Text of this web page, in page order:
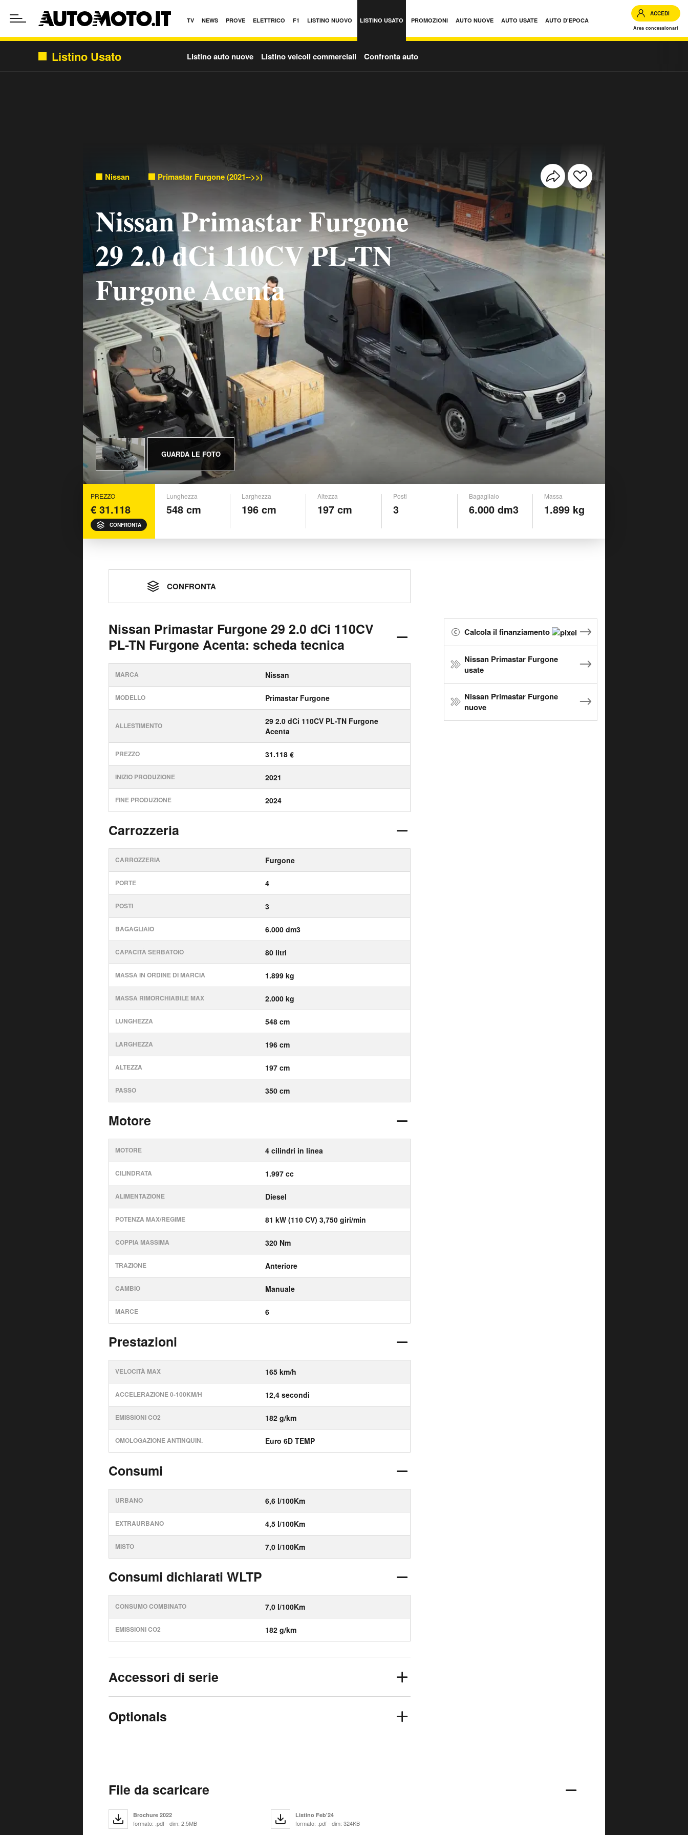
TV NEWS PROVE ELETTRICO F1 LISTINO NUOVO LISTINO USATO PROMOZIONI AUTO NUOVE AUTO USATE AUTO D'EPOCA
ACCEDI
Area concessionari
Listino Usato Listino auto nuove Listino veicoli commerciali Confronta auto
Nissan Primastar Furgone (2021-->>)
Nissan Primastar Furgone
29 2.0 dCi 110CV PL-TN
Furgone Acenta
GUARDA LE FOTO
PREZZO
€ 31.118
CONFRONTA
Lunghezza
548 cm
Larghezza
196 cm
Altezza
197 cm
Posti
3
Bagagliaio
6.000 dm3
Massa
1.899 kg
CONFRONTA
Nissan Primastar Furgone 29 2.0 dCi 110CV
PL-TN Furgone Acenta: scheda tecnica
MARCA Nissan
MODELLO Primastar Furgone
ALLESTIMENTO
29 2.0 dCi 110CV PL-TN Furgone
Acenta
PREZZO 31.118 €
INIZIO PRODUZIONE 2021
FINE PRODUZIONE 2024
Carrozzeria
CARROZZERIA Furgone
PORTE 4
POSTI 3
BAGAGLIAIO 6.000 dm3
CAPACITÀ SERBATOIO 80 litri
MASSA IN ORDINE DI MARCIA 1.899 kg
MASSA RIMORCHIABILE MAX 2.000 kg
LUNGHEZZA 548 cm
LARGHEZZA 196 cm
ALTEZZA 197 cm
PASSO 350 cm
Motore
MOTORE 4 cilindri in linea
CILINDRATA 1.997 cc
ALIMENTAZIONE Diesel
POTENZA MAX/REGIME 81 kW (110 CV) 3,750 giri/min
COPPIA MASSIMA 320 Nm
TRAZIONE Anteriore
CAMBIO Manuale
MARCE 6
Prestazioni
VELOCITÀ MAX 165 km/h
ACCELERAZIONE 0-100KM/H 12,4 secondi
EMISSIONI CO2 182 g/km
OMOLOGAZIONE ANTINQUIN. Euro 6D TEMP
Consumi
URBANO 6,6 l/100Km
EXTRAURBANO 4,5 l/100Km
MISTO 7,0 l/100Km
Consumi dichiarati WLTP
CONSUMO COMBINATO 7,0 l/100Km
EMISSIONI CO2 182 g/km
Accessori di serie
Optionals
Calcola il finanziamento
Nissan Primastar Furgone
usate
Nissan Primastar Furgone
nuove
File da scaricare
Brochure 2022
formato: .pdf - dim: 2.5MB
Listino Feb'24
formato: .pdf - dim: 324KB